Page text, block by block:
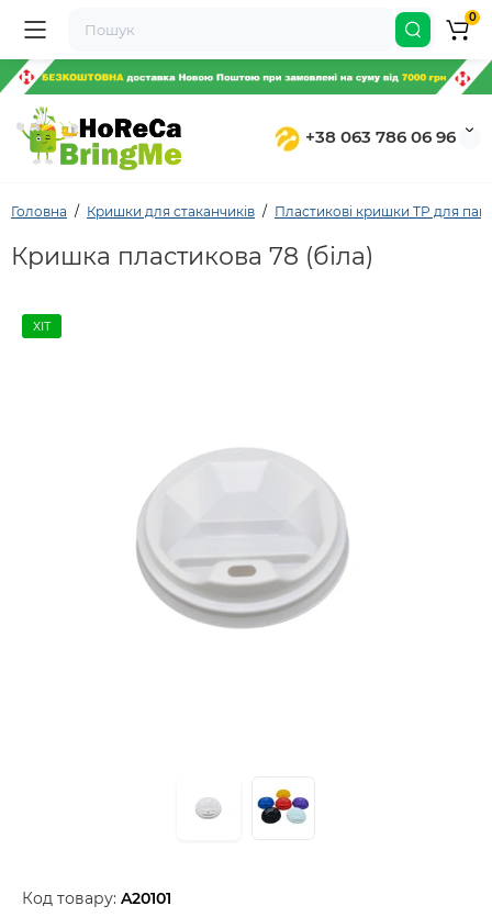
+38 063 786 06 96
0
Головна Кришки для стаканчиків Пластикові кришки TP для
Кришка пластикова 78 (біла)
ХІТ
Код товару: A20101